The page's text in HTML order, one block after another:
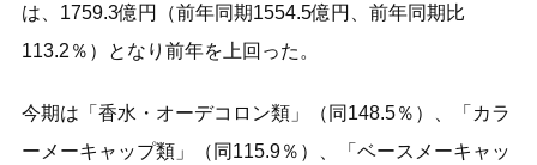
は、1759.3億円（前年同期1554.5億円、前年同期比
113.2％）となり前年を上回った。
今期は「香水・オーデコロン類」（同148.5％）、「カラ
ーメーキャップ類」（同115.9％）、「ベースメーキャッ